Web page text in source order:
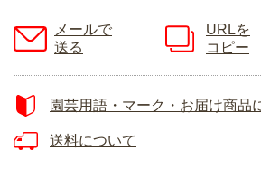
メールで
送る
URLを
コピー
園芸用語・マーク・お届け商品
送料について